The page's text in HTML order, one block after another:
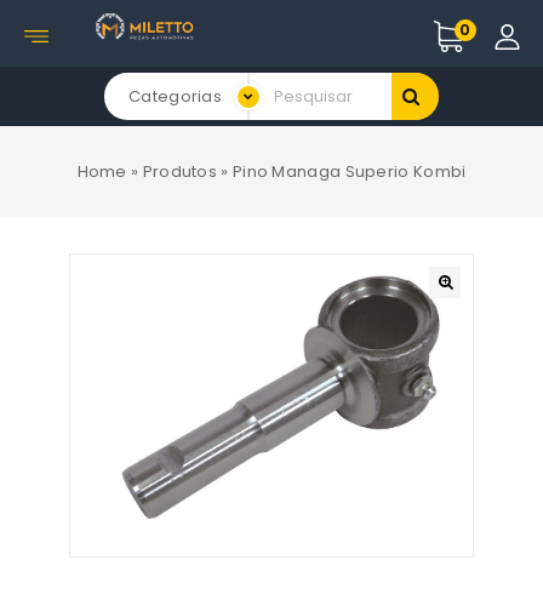
0
Categorias
Home » Produtos » Pino Managa Superio Kombi